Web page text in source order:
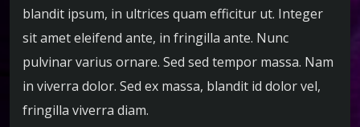
blandit ipsum, in ultrices quam efficitur ut. Integer
sit amet eleifend ante, in fringilla ante. Nunc
pulvinar varius ornare. Sed sed tempor massa. Nam
in viverra dolor. Sed ex massa, blandit id dolor vel,
fringilla viverra diam.